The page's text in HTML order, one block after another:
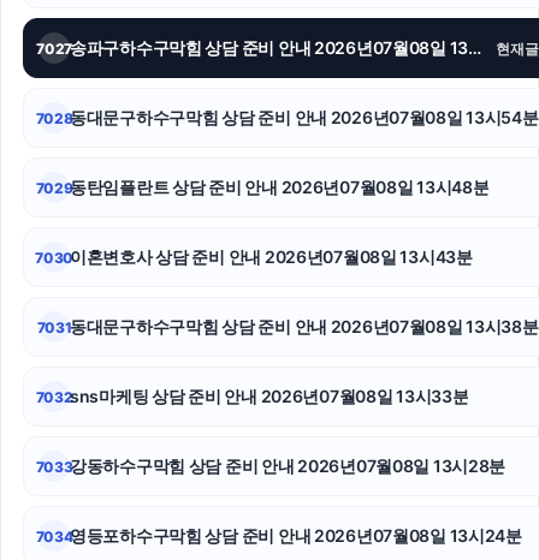
용인이혼변호사
축구반티
수원학교폭력변호사
인스타 좋아요
7027 송파구하수구막힘 상담 준비 안내 2026년07월08일 13시58분 현재글
7028동대문구하수구막힘 상담 준비 안내 2026년07월08일 13시54분
7029동탄임플란트 상담 준비 안내 2026년07월08일 13시48분
7030이혼변호사 상담 준비 안내 2026년07월08일 13시43분
7031동대문구하수구막힘 상담 준비 안내 2026년07월08일 13시38분
7032sns마케팅 상담 준비 안내 2026년07월08일 13시33분
7033강동하수구막힘 상담 준비 안내 2026년07월08일 13시28분
7034영등포하수구막힘 상담 준비 안내 2026년07월08일 13시24분